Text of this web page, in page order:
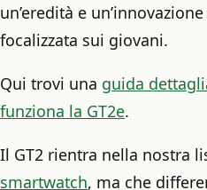
un’eredità e
focalizzata sui giovani.
Qui trovi una guida
funziona la GT2e.
Il GT2 rientra nella nostra
smartwatch, ma che